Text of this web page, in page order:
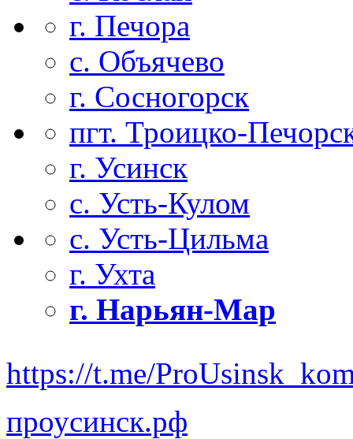
г. Печора
с. Объячево
г. Сосногорск
пгт. Троицко-
г. Усинск
с. Усть-Кулом
с. Усть-Цильма
г. Ухта
г. Нарьян-Мар
https://t.me/
проусинск.рф